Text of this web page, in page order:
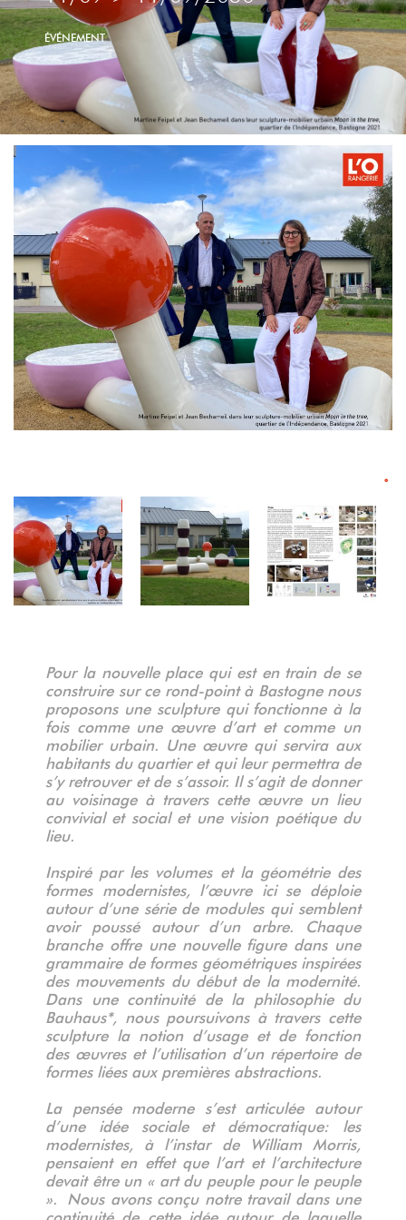
ÉVÉNEMENT
°°°°°°°
Pour la nouvelle place qui est en train de se
construire sur ce rond-point à Bastogne nous
proposons une sculpture qui fonctionne à la
fois comme une œuvre d’art et comme un
mobilier urbain. Une œuvre qui servira aux
habitants du quartier et qui leur permettra de
s’y retrouver et de s’assoir. Il s’agit de donner
au voisinage à travers cette œuvre un lieu
convivial et social et une vision poétique du
lieu.
Inspiré par les volumes et la géométrie des
formes modernistes, l’œuvre ici se déploie
autour d’une série de modules qui semblent
avoir poussé autour d’un arbre. Chaque
branche offre une nouvelle figure dans une
grammaire de formes géométriques inspirées
des mouvements du début de la modernité.
Dans une continuité de la philosophie du
Bauhaus*, nous poursuivons à travers cette
sculpture la notion d’usage et de fonction
des œuvres et l’utilisation d’un répertoire de
formes liées aux premières abstractions.
La pensée moderne s’est articulée autour
d’une idée sociale et démocratique: les
modernistes, à l’instar de William Morris,
pensaient en effet que l’art et l’architecture
devait être un « art du peuple pour le peuple
». Nous avons conçu notre travail dans une
continuité de cette idée autour de laquelle